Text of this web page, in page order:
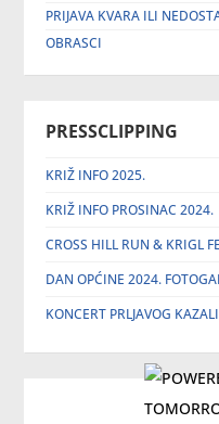
PRIJAVA KVARA ILI
OBRASCI
PRESSCLIPPING
KRIŽ INFO 2025.
KRIŽ INFO PROSINAC 2024.
CROSS HILL RUN & KRIGL
DAN OPĆINE 2024.
KONCERT PRLJAVOG